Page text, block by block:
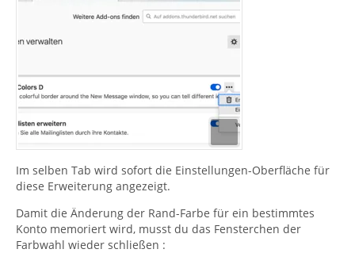
Im selben Tab wird sofort die Einstellungen-Oberfläche für
diese Erweiterung angezeigt.
Damit die Änderung der Rand-Farbe für ein bestimmtes
Konto memoriert wird, musst du das Fensterchen der
Farbwahl wieder schließen :